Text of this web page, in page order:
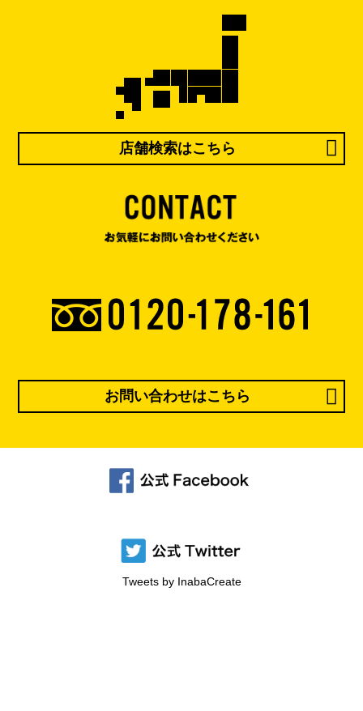
店舗検索はこちら
お問い合わせはこちら
Tweets by InabaCreate